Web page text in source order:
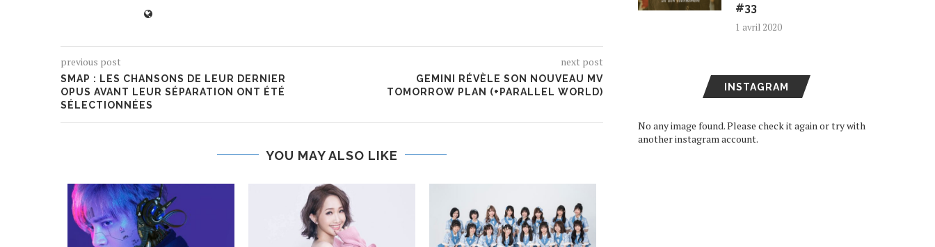
previous post
SMAP : LES CHANSONS DE LEUR DERNIER
OPUS AVANT LEUR SÉPARATION ONT ÉTÉ
SÉLECTIONNÉES
next post
GEMINI RÉVÈLE SON NOUVEAU MV
TOMORROW PLAN (+PARALLEL WORLD)
YOU MAY ALSO LIKE
#33
1 avril 2020
INSTAGRAM
No any image found. Please check it again or try with
another instagram account.